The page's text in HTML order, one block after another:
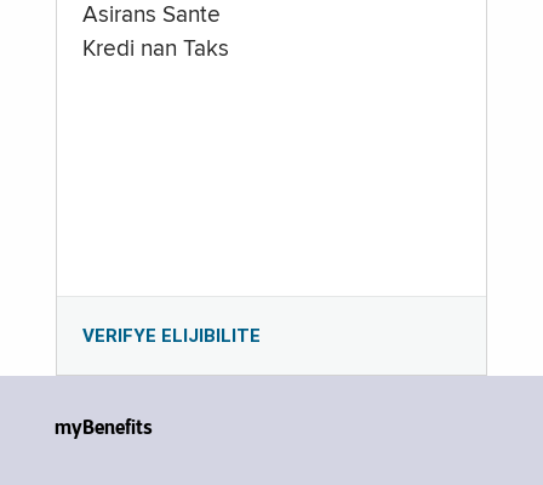
Asirans Sante
Kredi nan Taks
VERIFYE ELIJIBILITE
myBenefits